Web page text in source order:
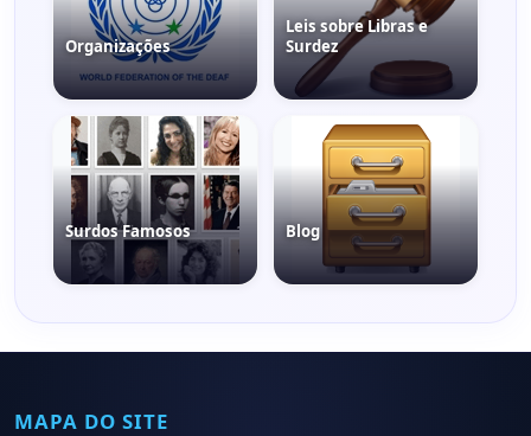
Organizações
Leis sobre Libras e
Surdez
Surdos Famosos Blog
MAPA DO SITE